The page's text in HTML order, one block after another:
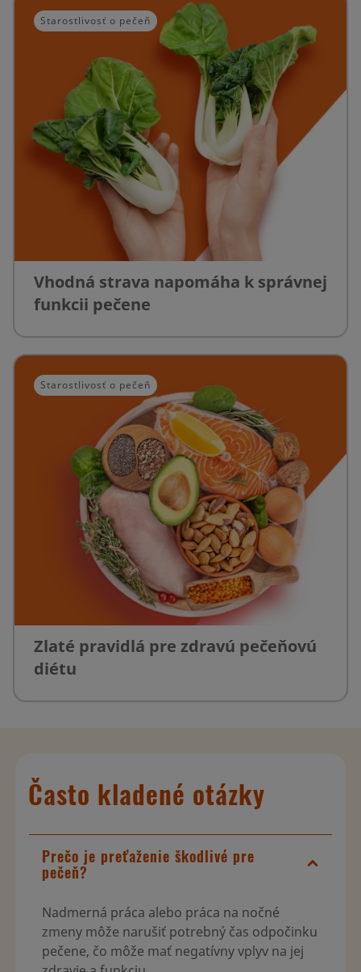
Starostlivosť o pečeň
Vhodná strava napomáha k správnej
funkcii pečene
Starostlivosť o pečeň
Zlaté pravidlá pre zdravú pečeňovú
diétu
Často kladené otázky
Prečo je preťaženie škodlivé pre
pečeň?
Nadmerná práca alebo práca na nočné
zmeny môže narušiť potrebný čas odpočinku
pečene, čo môže mať negatívny vplyv na jej